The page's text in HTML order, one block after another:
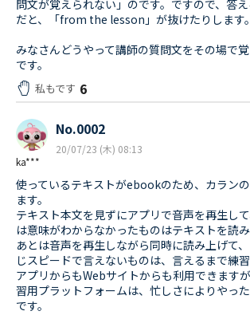
問文が覚えられない」のです。ですので、答
だと、「from the lesson」が抜けたりします。
みなさんどうやって講師の質問文をその場で
です。
私もです 6
ka***
No.0002
20/07/23 (木) 08:13
使っているテキストがebookのため、カラン
ます。
テキスト本文を見ずにアプリで音声を再生し
は意味がわからなかったものはテキストを読み
あとは音声を再生しながら同時に読み上げて
じスピードで言えないものは、言えるまで練習
アプリからもWebサイトからも利用できます
習用プラットフォームは、忙しさによりやっ
です。